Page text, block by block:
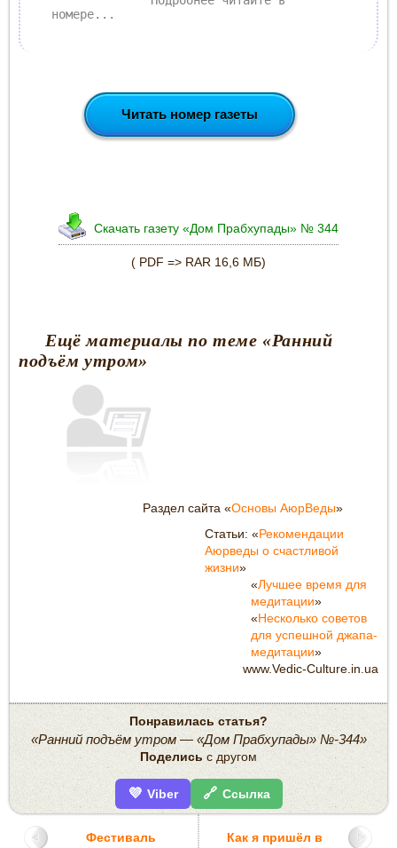
номере...
Читать номер газеты
Скачать газету «Дом Прабхупады» № 344
( PDF => RAR 16,6 МБ)
Ещё материалы по теме «Ранний
подъём утром»
Раздел сайта «Основы АюрВеды»
Статьи: «Рекомендации
Аюрведы о счастливой
жизни»
«Лучшее время для
медитации»
«Несколько советов
для успешной джапа-
медитации»
www.Vedic-Culture.in.ua
Понравилась статья?
«Ранний подъём утром — «Дом Прабхупады» №-344»
Поделись с другом
💜 Viber 🔗 Ссылка
Фестиваль
Как я пришёл в